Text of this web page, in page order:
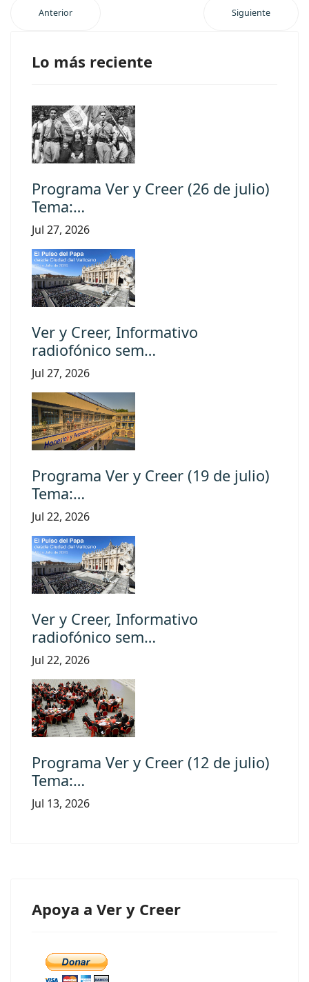
Anterior Siguiente
Lo más reciente
Programa Ver y Creer (26 de julio)
Tema:…
Jul 27, 2026
Ver y Creer, Informativo
radiofónico sem…
Jul 27, 2026
Programa Ver y Creer (19 de julio)
Tema:…
Jul 22, 2026
Ver y Creer, Informativo
radiofónico sem…
Jul 22, 2026
Programa Ver y Creer (12 de julio)
Tema:…
Jul 13, 2026
Apoya a Ver y Creer